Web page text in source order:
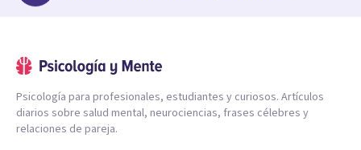
Psicología para profesionales, estudiantes y curiosos. Artículos
diarios sobre salud mental, neurociencias, frases célebres y
relaciones de pareja.